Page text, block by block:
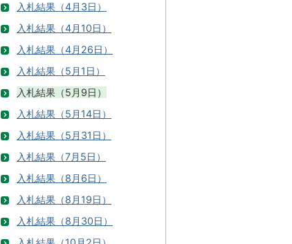
入札結果（4月3日）
入札結果（4月10日）
入札結果（4月26日）
入札結果（5月1日）
入札結果（5月9日）
入札結果（5月14日）
入札結果（5月31日）
入札結果（7月5日）
入札結果（8月6日）
入札結果（8月19日）
入札結果（8月30日）